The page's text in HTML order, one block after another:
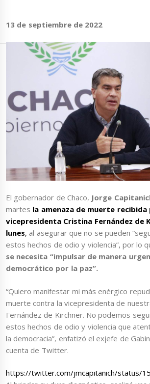
13 de septiembre de 2022
El gobernador de Chaco, Jorge
martes la amenaza de muerte recibida
vicepresidenta Cristina Fernández de
lunes, al asegurar que no se pueden
estos hechos de odio y violencia”, por lo
se necesita “impulsar de manera
democrático por la paz”.
“Quiero manifestar mi más enérgico
muerte contra la vicepresidenta de
Fernández de Kirchner. No podemos
estos hechos de odio y violencia que
la democracia”, enfatizó el exjefe de
cuenta de Twitter.
https://twitter.com/jmcapitanich/status/